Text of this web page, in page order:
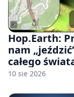
Hop.Earth:
nam
całego
Google
10 sie 2026